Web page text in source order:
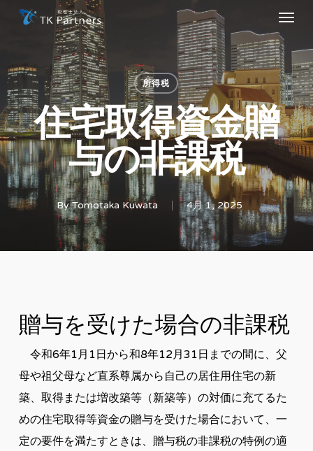
Skip
content
Menu
所得税
住宅取得資金贈
与の非課税
By Tomotaka Kuwata 4月 1, 2025
贈与を受けた場合の非課税
令和6年1月1日から和8年12月31日までの間に、父
母や祖父母など直系尊属から自己の居住用住宅の新
築、取得または増改築等（新築等）の対価に充てるた
めの住宅取得等資金の贈与を受けた場合において、一
定の要件を満たすときは、贈与税の非課税の特例の適